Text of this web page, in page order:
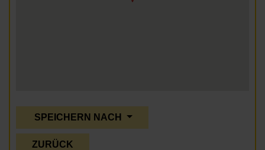
SPEICHERN NACH
ZURÜCK